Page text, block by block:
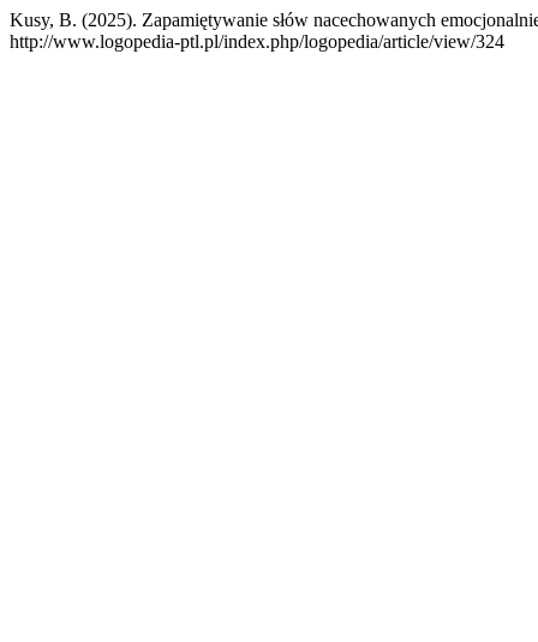
Kusy, B. (2025). Zapamiętywanie słów nacechowanych
http://www.logopedia-ptl.pl/index.php/logopedia/article/view/324